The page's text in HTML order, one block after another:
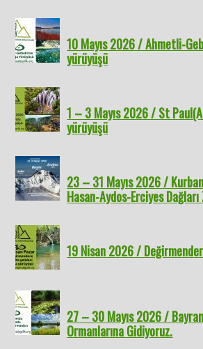
10 Mayıs 2026 / Ahmetli-
yürüyüşü
1 – 3 Mayıs 2026 / St
yürüyüşü
23 – 31 Mayıs 2026 /
Hasan-Aydos-Erciyes
19 Nisan 2026 /
27 – 30 Mayıs 2026 /
Ormanlarına Gidiyoruz.